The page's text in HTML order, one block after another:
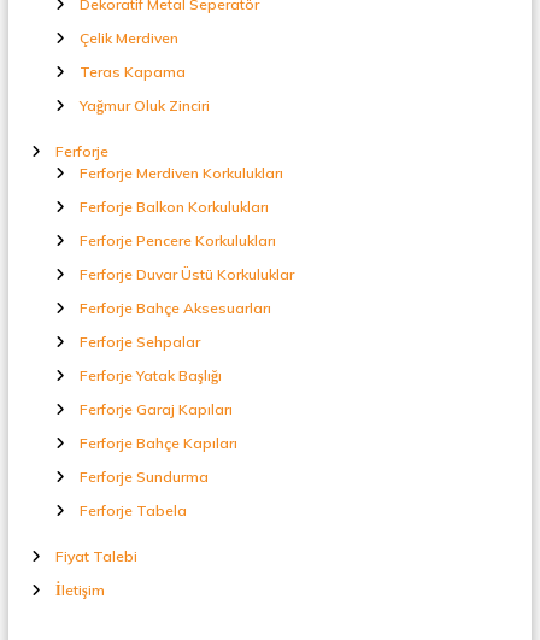
Dekoratif Metal Seperatör
Çelik Merdiven
Teras Kapama
Yağmur Oluk Zinciri
Ferforje
Ferforje Merdiven Korkulukları
Ferforje Balkon Korkulukları
Ferforje Pencere Korkulukları
Ferforje Duvar Üstü Korkuluklar
Ferforje Bahçe Aksesuarları
Ferforje Sehpalar
Ferforje Yatak Başlığı
Ferforje Garaj Kapıları
Ferforje Bahçe Kapıları
Ferforje Sundurma
Ferforje Tabela
Fiyat Talebi
İletişim